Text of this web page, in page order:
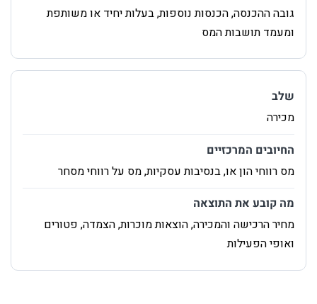
‏גובה ההכנסה, הכנסות נוספות, בעלות יחיד או משותפת
ומעמד תושבות המס
‏מכירה
‏מס רווחי הון או, בנסיבות עסקיות, מס על רווחי מסחר
‏מחיר הרכישה והמכירה, הוצאות מוכרות, הצמדה, פטורים
ואופי הפעילות